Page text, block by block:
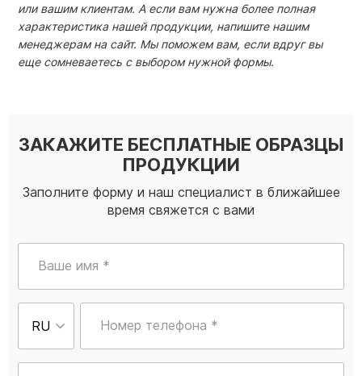
или вашим клиентам. А если вам нужна более полная
характеристика нашей продукции, напишите нашим
менеджерам на сайт. Мы поможем вам, если вдруг вы
еще сомневаетесь с выбором нужной формы.
ЗАКАЖИТЕ БЕСПЛАТНЫЕ ОБРАЗЦЫ
ПРОДУКЦИИ
Заполните форму и наш специалист в ближайшее
время свяжется с вами
Ваше имя *
Номер телефона *